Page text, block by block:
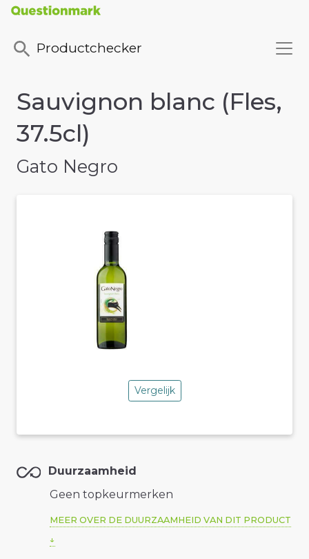
Productchecker
Sauvignon blanc (Fles,
37.5cl)
Gato Negro
Vergelijk
Duurzaamheid
Geen topkeurmerken
MEER OVER DE DUURZAAMHEID VAN DIT PRODUCT